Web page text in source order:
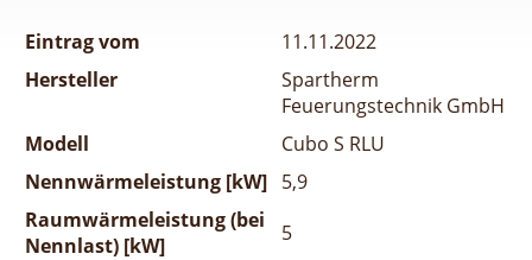
Eintrag vom
11.11.2022
Hersteller
Spartherm
Feuerungstechnik GmbH
Modell
Cubo S RLU
Nennwärmeleistung [kW] 5,9
Raumwärmeleistung (bei
Nennlast) [kW]
5